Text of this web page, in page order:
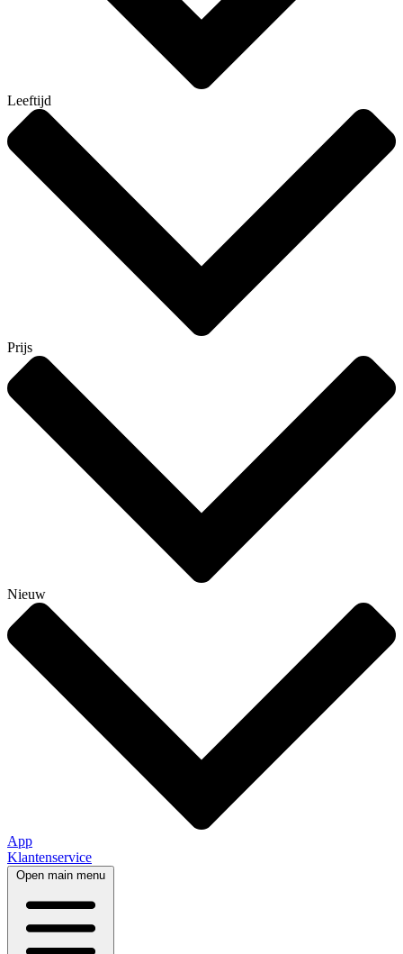
Leeftijd
Prijs
Nieuw
App
Klantenservice
Open main menu